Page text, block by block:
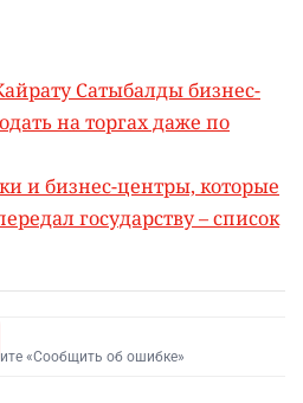
Сатыбалды бизнес-
на торгах даже по
и бизнес-центры, которые
государству – список
«Сообщить об ошибке»